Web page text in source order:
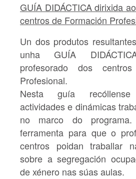
GUÍA DIDÁCTICA dirixida
centros de Formación
Un dos produtos
unha GUÍA
profesorado dos
Profesional.
Nesta guía
actividades e dinámicas
no marco do programa.
ferramenta para que o
centros poidan traballar
sobre a segregación
de xénero nas súas aulas.